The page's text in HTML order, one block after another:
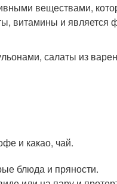
веществами,
витамины и является
салаты из
и какао, чай.
блюда и пряности.